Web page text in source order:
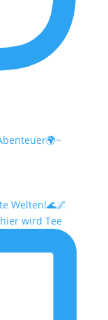
Welten!🌊🌌
wird Tee